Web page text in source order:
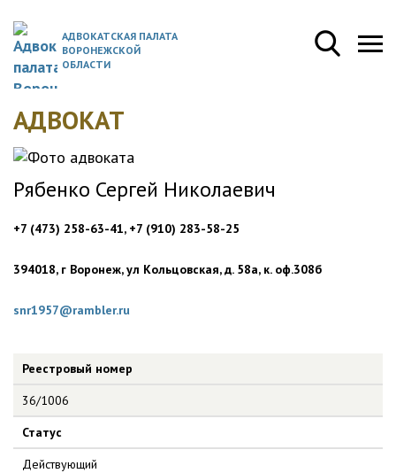
АДВОКАТСКАЯ ПАЛАТА
ВОРОНЕЖСКОЙ
ОБЛАСТИ
АДВОКАТ
Рябенко Сергей Николаевич
+7 (473) 258-63-41, +7 (910) 283-58-25
394018, г Воронеж, ул Кольцовская, д. 58а, к. оф.308б
snr1957@rambler.ru
Реестровый номер
36/1006
Статус
Действующий